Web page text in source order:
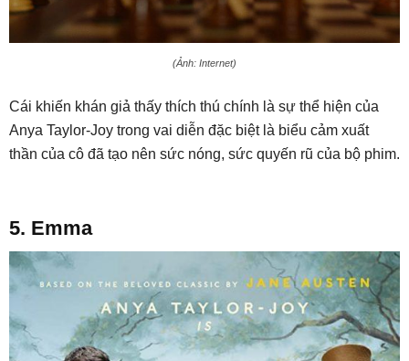
(Ảnh: Internet)
Cái khiến khán giả thấy thích thú chính là sự thể hiện của
Anya Taylor-Joy trong vai diễn đặc biệt là biểu cảm xuất
thần của cô đã tạo nên sức nóng, sức quyến rũ của bộ phim.
5. Emma